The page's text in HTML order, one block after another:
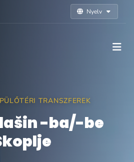
Nyelv
TRANSZFEREK
-ba/-be